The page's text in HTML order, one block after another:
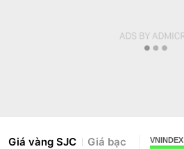
Giá vàng SJC Giá bạc VNINDEX